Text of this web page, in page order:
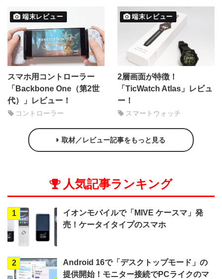
端末レビュー
スマホ用コントローラー
「Backbone One（第2世
代）」レビュー！
コントローラー
端末レビュー
2層画面が特徴！
「TicWatch Atlas」レビュ
ー！
スマートウォッチ
取材／レビュー記事をもっと見る
人気記事ランキング
1
イオンモバイルで「MIVE ケースマ」発
売！ケータイタイプのスマホ
2
Android 16で「デスクトップモード」の
提供開始！モニター接続でPCライクのマ